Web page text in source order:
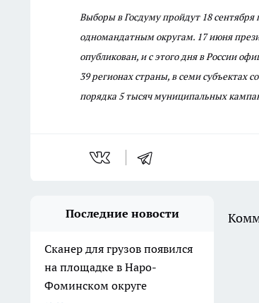
Выборы в Госдуму пройдут 18
одномандатным округам. 17 июня
опубликован, и с этого дня в России
39 регионах страны, в семи субъектах
порядка 5 тысяч муниципальных
Последние новости
Сканер для грузов появился
на площадке в Наро-
Фоминском округе